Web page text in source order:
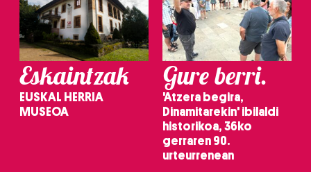
Eskaintzak
EUSKAL HERRIA
MUSEOA
Gure berri.
'Atzera begira,
Dinamitarekin' ibilaldi
historikoa, 36ko
gerraren 90.
urteurrenean